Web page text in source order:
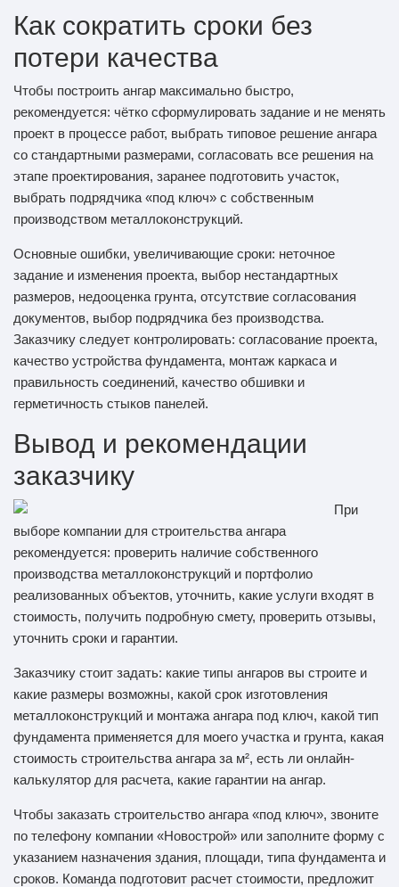
Как сократить сроки без
потери качества
Чтобы построить ангар максимально быстро,
рекомендуется: чётко сформулировать задание и не менять
проект в процессе работ, выбрать типовое решение ангара
со стандартными размерами, согласовать все решения на
этапе проектирования, заранее подготовить участок,
выбрать подрядчика «под ключ» с собственным
производством металлоконструкций.
Основные ошибки, увеличивающие сроки: неточное
задание и изменения проекта, выбор нестандартных
размеров, недооценка грунта, отсутствие согласования
документов, выбор подрядчика без производства.
Заказчику следует контролировать: согласование проекта,
качество устройства фундамента, монтаж каркаса и
правильность соединений, качество обшивки и
герметичность стыков панелей.
Вывод и рекомендации
заказчику
При
выборе компании для строительства ангара
рекомендуется: проверить наличие собственного
производства металлоконструкций и портфолио
реализованных объектов, уточнить, какие услуги входят в
стоимость, получить подробную смету, проверить отзывы,
уточнить сроки и гарантии.
Заказчику стоит задать: какие типы ангаров вы строите и
какие размеры возможны, какой срок изготовления
металлоконструкций и монтажа ангара под ключ, какой тип
фундамента применяется для моего участка и грунта, какая
стоимость строительства ангара за м², есть ли онлайн-
калькулятор для расчета, какие гарантии на ангар.
Чтобы заказать строительство ангара «под ключ», звоните
по телефону компании «Новострой» или заполните форму с
указанием назначения здания, площади, типа фундамента и
сроков. Команда подготовит расчет стоимости, предложит